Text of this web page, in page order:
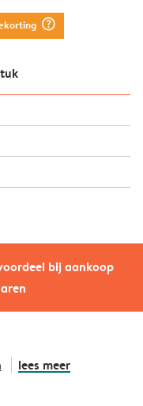
bij aankoop
question_mark_circle
lees meer